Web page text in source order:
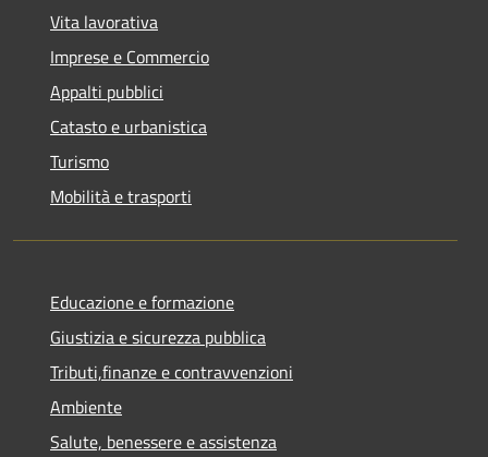
Vita lavorativa
Imprese e Commercio
Appalti pubblici
Catasto e urbanistica
Turismo
Mobilità e trasporti
Educazione e formazione
Giustizia e sicurezza pubblica
Tributi,finanze e contravvenzioni
Ambiente
Salute, benessere e assistenza